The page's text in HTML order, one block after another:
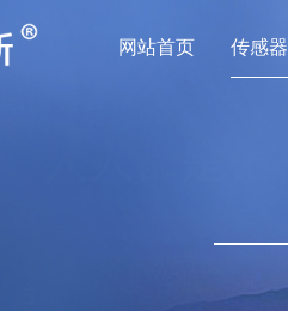
网站首页 传感器